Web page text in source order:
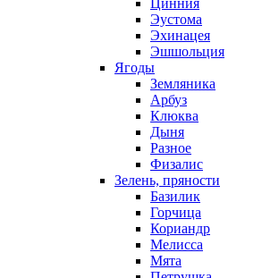
Цинния
Эустома
Эхинацея
Эшшольция
Ягоды
Земляника
Арбуз
Клюква
Дыня
Разное
Физалис
Зелень, пряности
Базилик
Горчица
Кориандр
Мелисса
Мята